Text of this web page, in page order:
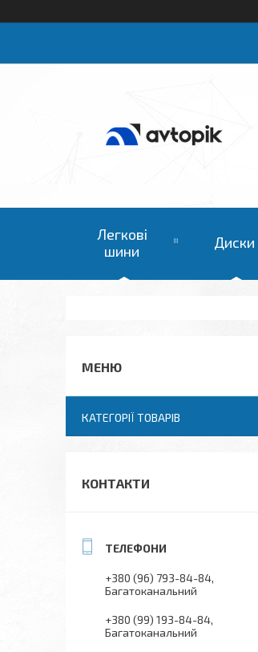
Легкові
шини
Диски
КАТЕГОРІЇ ТОВАРІВ
КОНТАКТИ
+380 (96) 793-84-84
Багатоканальний
+380 (99) 193-84-84
Багатоканальний